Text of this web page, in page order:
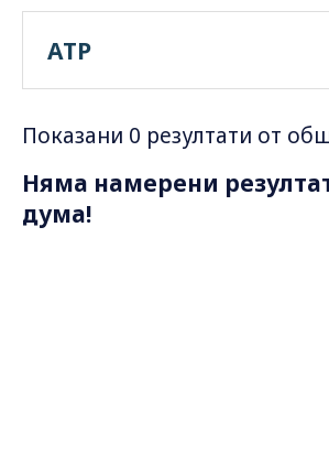
Показани 0 резултати от
Няма намерени
дума!